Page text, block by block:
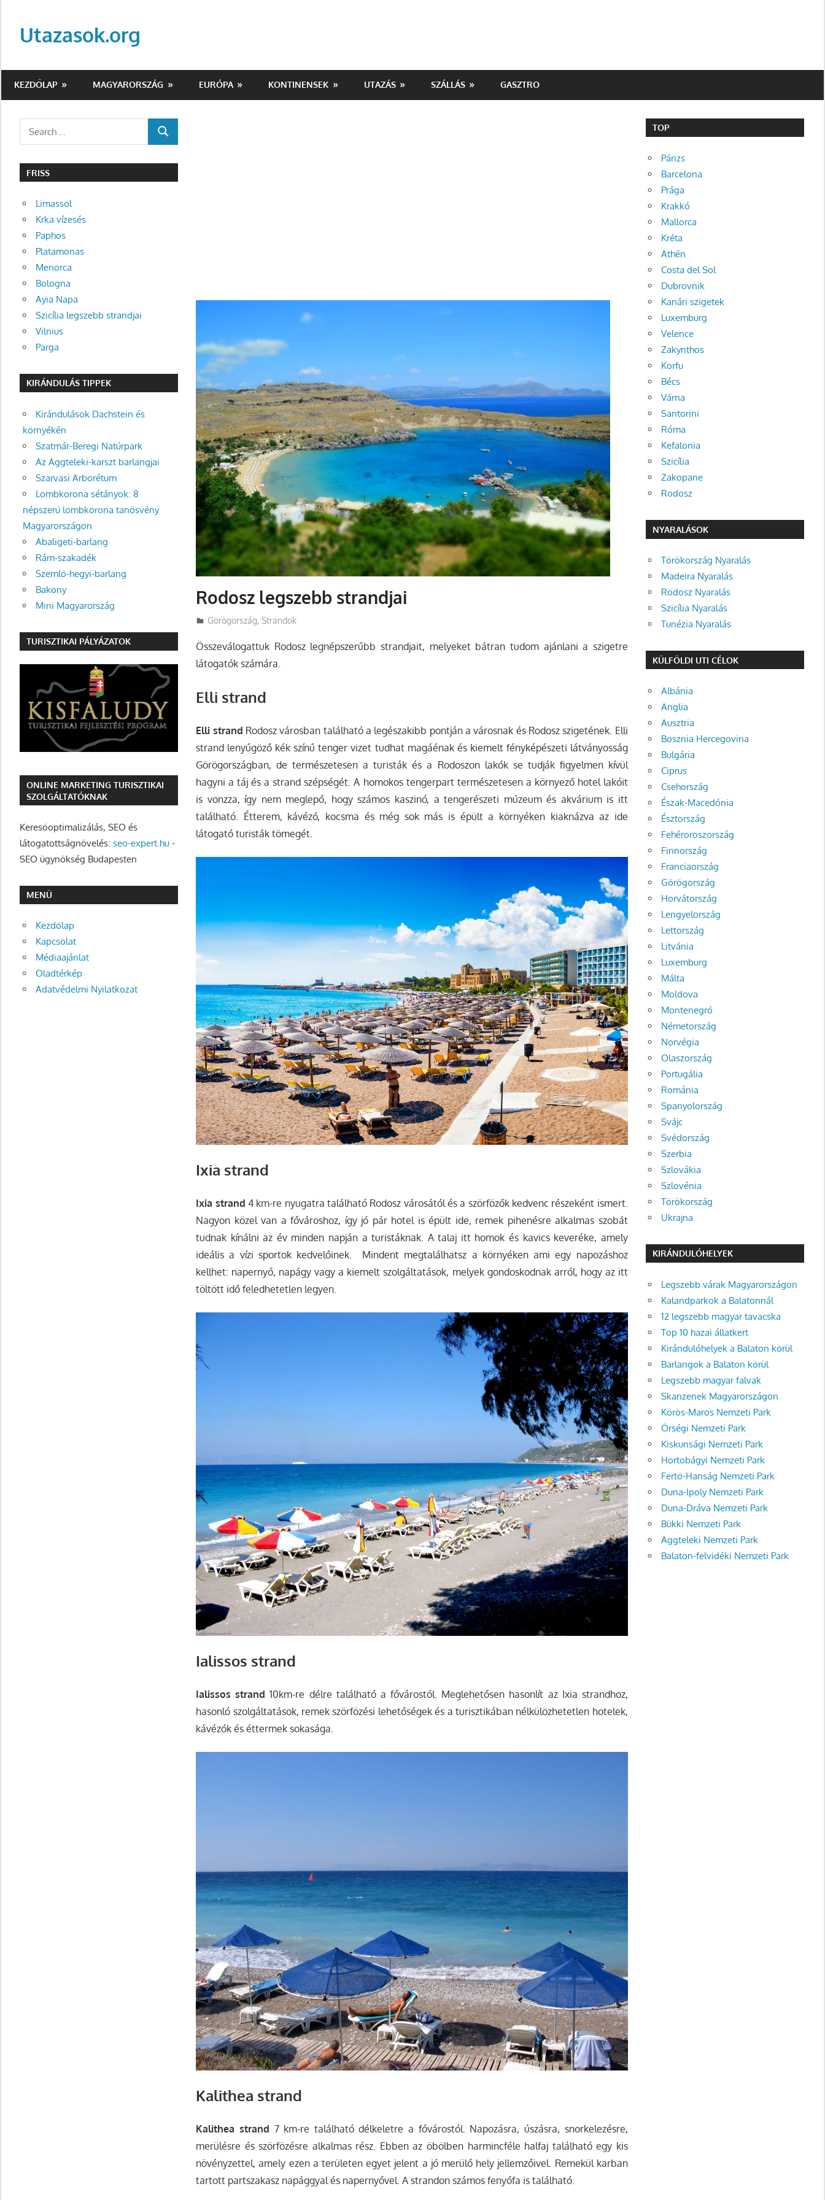
contentUtazasok.org
KEZDŐLAP MAGYARORSZÁG EURÓPA KONTINENSEK UTAZÁS SZÁLLÁS GASZTRO
Rodosz legszebb strandjai
Utazasok.org
Görögország,Strandok
Összeválogattuk Rodosz legnépszerűbb strandjait, melyeket bátran tudom ajánlani a szigetre
látogatók számára.
Elli strand
Elli strand Rodosz városban található a legészakibb pontján a városnak és Rodosz szigetének. Elli
strand lenyűgöző kék színű tenger vizet tudhat magáénak és kiemelt fényképészeti látványosság
Görögországban, de természetesen a turisták és a Rodoszon lakók se tudják figyelmen kívül
hagyni a táj és a strand szépségét. A homokos tengerpart természetesen a környező hotel lakóit
is vonzza, így nem meglepő, hogy számos kaszinó, a tengerészeti múzeum és akvárium is itt
található. Étterem, kávézó, kocsma és még sok más is épült a környéken kiaknázva az ide
látogató turisták tömegét.
Ixia strand
Ixia strand 4 km-re nyugatra található Rodosz városától és a szörfözők kedvenc részeként ismert.
Nagyon közel van a fővároshoz, így jó pár hotel is épült ide, remek pihenésre alkalmas szobát
tudnak kínálni az év minden napján a turistáknak. A talaj itt homok és kavics keveréke, amely
ideális a vízi sportok kedvelőinek. Mindent megtalálhatsz a környéken ami egy napozáshoz
kellhet: napernyő, napágy vagy a kiemelt szolgáltatások, melyek gondoskodnak arról, hogy az itt
töltött idő feledhetetlen legyen.
Ialissos strand
Ialissos strand 10km-re délre található a fővárostól. Meglehetősen hasonlít az Ixia strandhoz,
hasonló szolgáltatások, remek szörfözési lehetőségek és a turisztikában nélkülözhetetlen hotelek,
kávézók és éttermek sokasága.
Kalithea strand
Kalithea strand 7 km-re található délkeletre a fővárostól. Napozásra, úszásra, snorkelezésre,
merülésre és szörfözésre alkalmas rész. Ebben az öbölben harmincféle halfaj található egy kis
növényzettel, amely ezen a területen egyet jelent a jó merülő hely jellemzőivel. Remekül karban
tartott partszakasz napággyal és napernyővel. A strandon számos fenyőfa is található.
SEARCH
FRISS
Limassol
Krka vízesés
Paphos
Platamonas
Menorca
Bologna
Ayia Napa
Szicília legszebb strandjai
Vilnius
Parga
KIRÁNDULÁS TIPPEK
Kirándulások Dachstein és
környékén
Szatmár-Beregi Natúrpark
Az Aggteleki-karszt barlangjai
Szarvasi Arborétum
Lombkorona sétányok: 8
népszerű lombkorona tanösvény
Magyarországon
Abaligeti-barlang
Rám-szakadék
Szemlő-hegyi-barlang
Bakony
Mini Magyarország
TURISZTIKAI PÁLYÁZATOK
ONLINE MARKETING TURISZTIKAI
SZOLGÁLTATÓKNAK
Keresőoptimalizálás, SEO és
látogatottságnövelés: seo-expert.hu -
SEO ügynökség Budapesten
MENÜ
Kezdőlap
Kapcsolat
Médiaajánlat
Oladtérkép
Adatvédelmi Nyilatkozat
TOP
Párizs
Barcelona
Prága
Krakkó
Mallorca
Kréta
Athén
Costa del Sol
Dubrovnik
Kanári szigetek
Luxemburg
Velence
Zakynthos
Korfu
Bécs
Várna
Santorini
Róma
Kefalonia
Szicília
Zakopane
Rodosz
NYARALÁSOK
Törökország Nyaralás
Madeira Nyaralás
Rodosz Nyaralás
Szicília Nyaralás
Tunézia Nyaralás
KÜLFÖLDI UTI CÉLOK
Albánia
Anglia
Ausztria
Bosznia Hercegovina
Bulgária
Ciprus
Csehország
Észak-Macedónia
Észtország
Fehéroroszország
Finnország
Franciaország
Görögország
Horvátország
Lengyelország
Lettország
Litvánia
Luxemburg
Málta
Moldova
Montenegró
Németország
Norvégia
Olaszország
Portugália
Románia
Spanyolország
Svájc
Svédország
Szerbia
Szlovákia
Szlovénia
Törökország
Ukrajna
KIRÁNDULÓHELYEK
Legszebb várak Magyarországon
Kalandparkok a Balatonnál
12 legszebb magyar tavacska
Top 10 hazai állatkert
Kirándulóhelyek a Balaton körül
Barlangok a Balaton körül
Legszebb magyar falvak
Skanzenek Magyarországon
Körös-Maros Nemzeti Park
Őrségi Nemzeti Park
Kiskunsági Nemzeti Park
Hortobágyi Nemzeti Park
Fertő-Hanság Nemzeti Park
Duna-Ipoly Nemzeti Park
Duna-Dráva Nemzeti Park
Bükki Nemzeti Park
Aggteleki Nemzeti Park
Balaton-felvidéki Nemzeti Park